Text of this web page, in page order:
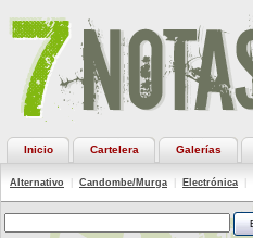
Inicio Cartelera Galerías
Alternativo Candombe/Murga Electrónica